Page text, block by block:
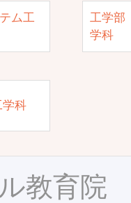
ム工
工学部
学科
科
教育院